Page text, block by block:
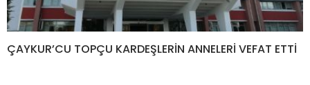
ÇAYKUR’CU TOPÇU KARDEŞLERİN ANNELERİ VEFAT ETTİ